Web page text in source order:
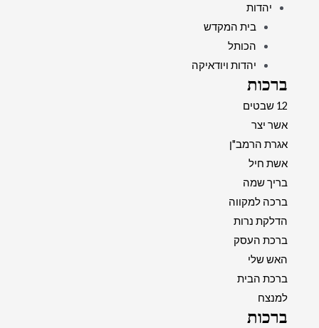
יהדות
בית המקדש
הכותל
יהדות ויודאיקה
ברכות
12 שבטים
אשר יצר
אגרת הרמב"ן
אשת חיל
בריך שמה
ברכה למקווה
הדלקת נרות
ברכת העסק
האש שלי
ברכת הבית
למנצח
ברכות